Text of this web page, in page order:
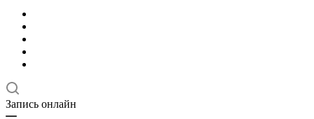
Запись онлайн